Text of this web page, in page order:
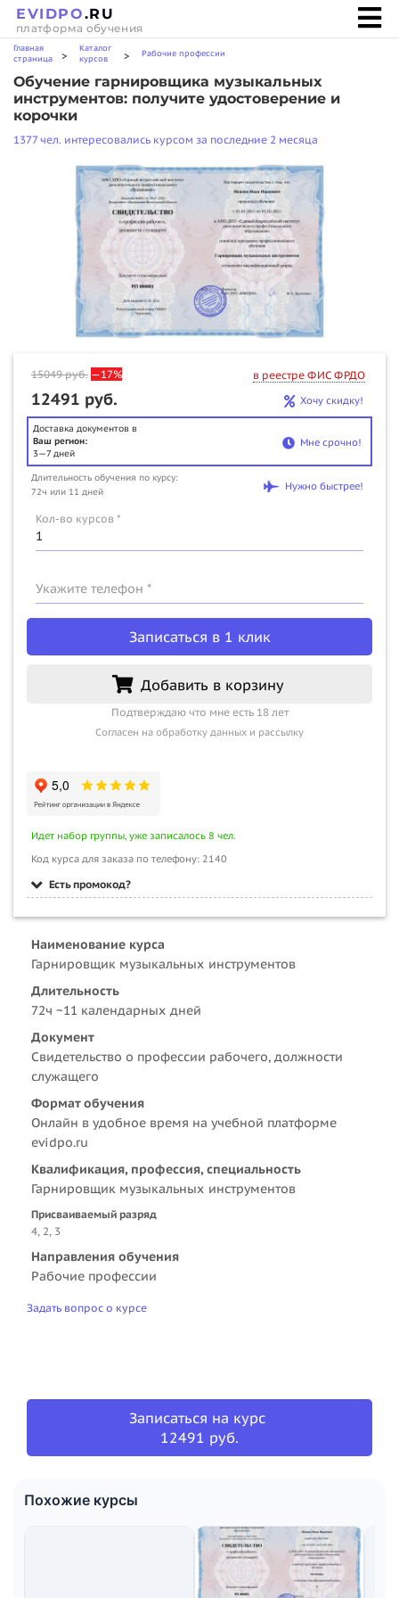
EVIDPO.RU
платформа обучения
Главная
страница
>
Каталог
курсов
> Рабочие профессии
Обучение гарнировщика музыкальных
инструментов: получите удостоверение и
корочки
1377 чел. интересовались курсом за последние 2 месяца
15049руб. —17% в реестре ФИС ФРДО
12491 руб. Хочу скидку!
Доставка документов в
Ваш регион:
3—7 дней
Мне срочно!
Длительность обучения по курсу:
72ч или 11 дней
Нужно быстрее!
Кол-во курсов *
Укажите телефон *
Записаться в 1 клик
Добавить в корзину
Подтверждаю что мне есть 18 лет
Согласен на обработку данных и рассылку
Идет набор группы, уже записалось 8 чел.
Код курса для заказа по телефону: 2140
Есть промокод?
Наименование курса
Гарнировщик музыкальных инструментов
Длительность
72ч ~11 календарных дней
Документ
Свидетельство о профессии рабочего, должности
служащего
Формат обучения
Онлайн в удобное время на учебной платформе
evidpo.ru
Квалификация, профессия, специальность
Гарнировщик музыкальных инструментов
Присваиваемый разряд
4, 2, 3
Направления обучения
Рабочие профессии
Задать вопрос о курсе
Записаться на курс
12491 руб.
Похожие курсы